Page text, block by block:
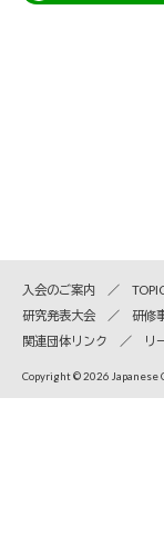
入会のご案内
研究発表大会
研修
関連団体リンク
リ
Copyright © 2026 Japanese